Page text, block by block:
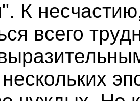
К
всего